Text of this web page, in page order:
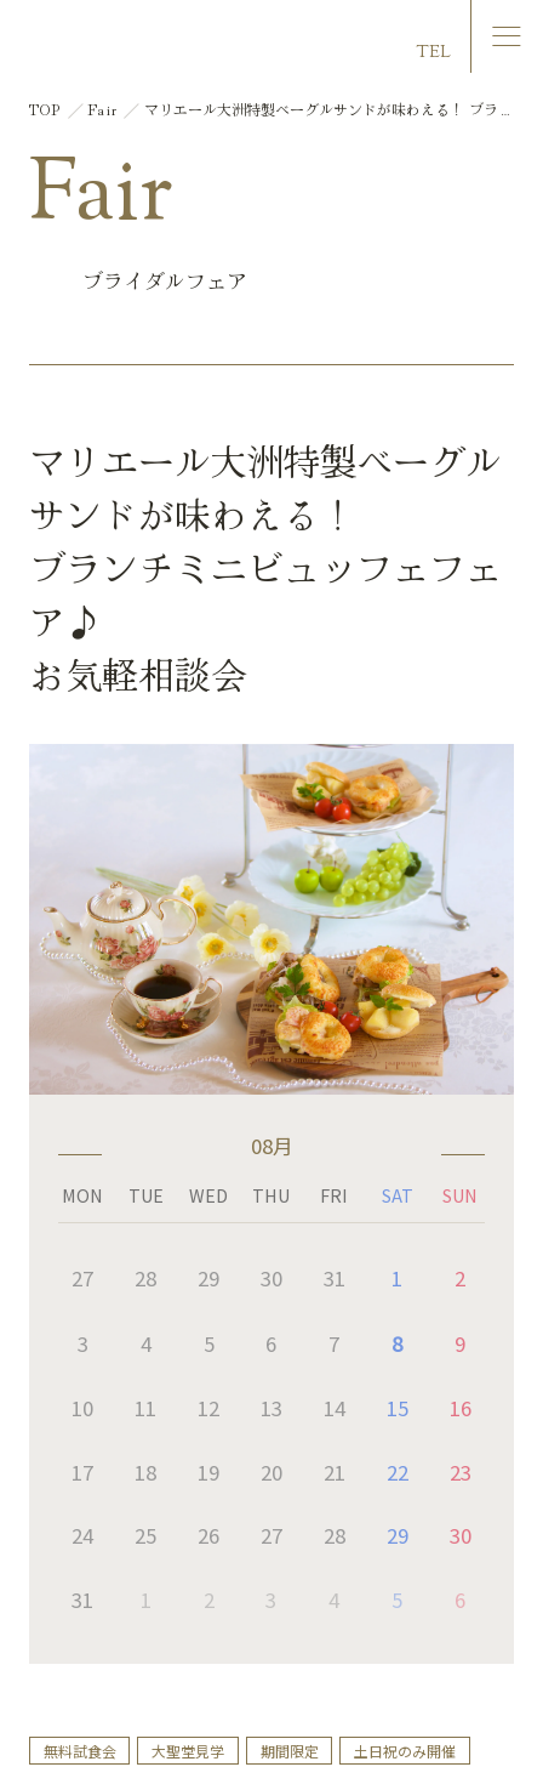
TEL
Fair
ブライダルフェア
TOP Fair
マリエール大洲特製ベーグルサンドが味わえる！ ブラン
マリエール大洲特製ベーグル
サンドが味わえる！
ブランチミニビュッフェフェ
ア♪
お気軽相談会
08月
MON TUE WED THU FRI SAT SUN
27 28 29 30 31 1 2
3 4 5 6 7 8 9
10 11 12 13 14 15 16
17 18 19 20 21 22 23
24 25 26 27 28 29 30
31 1 2 3 4 5 6
無料試食会 大聖堂見学 期間限定 土日祝のみ開催